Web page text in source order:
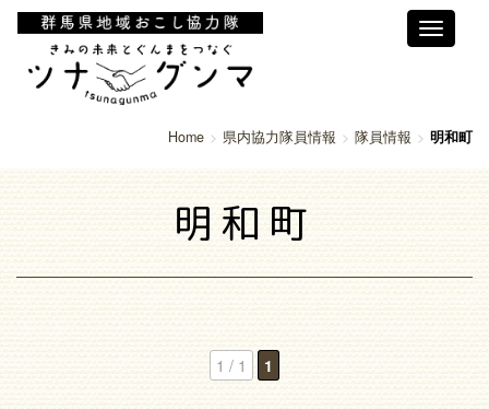
Toggle
Home 県内協力隊員情報 隊員情報 明和町
明和町
1 / 1 1